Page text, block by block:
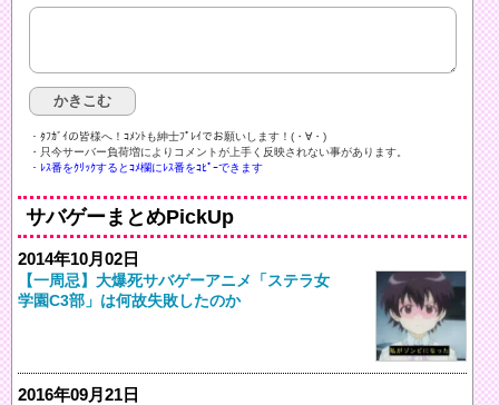
・ﾀﾌｶﾞｲの皆様へ！ｺﾒﾝﾄも紳士ﾌﾟﾚｲでお願いします！(・∀・)ゞ
・只今サーバー負荷増によりコメントが上手く反映されない事があります。
・ﾚｽ番をｸﾘｯｸするとｺﾒ欄にﾚｽ番をｺﾋﾟｰできます
サバゲーまとめPickUp
2014年10月02日
【一周忌】大爆死サバゲーアニメ「ステラ女
学園C3部」は何故失敗したのか
2016年09月21日